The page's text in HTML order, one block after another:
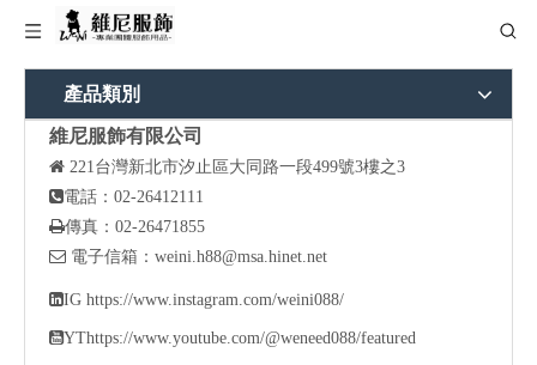
產品類別
維尼服飾有限公司
 221台灣新北市汐止區大同路一段499號3樓之3
電話：02-26412111
傳真：02-26471855
 電子信箱： weini.h88@msa.hinet.net
IG https://www.instagram.com/weini088/
YThttps://www.youtube.com/@weneed088/featured